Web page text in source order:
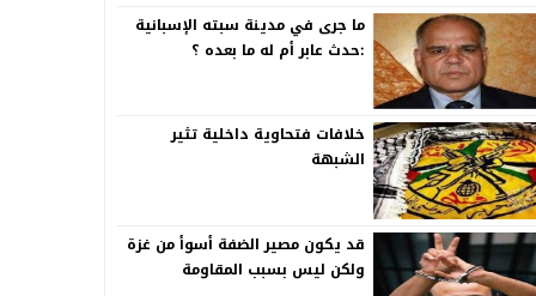
ما جرى في مدينة سبته الإسبانية
:حدث عابر أم له ما بعده ؟
خلافات فتحاوية داخلية تثير
الشبهة
قد يكون مصير الضفة أسوأ من غزة
ولكن ليس بسبب المقاومة